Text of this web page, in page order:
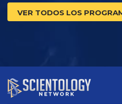
VER TODOS LOS